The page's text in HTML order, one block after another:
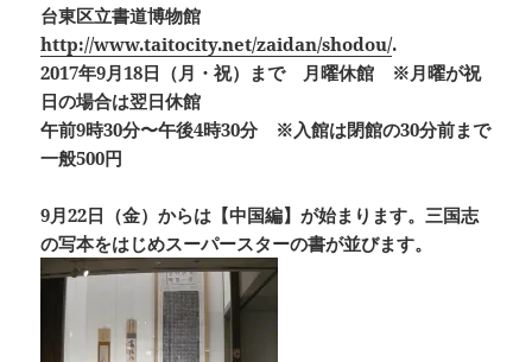
台東区立書道博物館
http://www.taitocity.net/zaidan/shodou/.
2017年9月18日（月・祝）まで 月曜休館 ※月曜が祝
日の場合は翌日休館
午前9時30分〜午後4時30分 ※入館は閉館の30分前まで
一般500円
9月22日（金）からは【中国編】が始まります。三国志
の写本をはじめスーパースターの書が並びます。